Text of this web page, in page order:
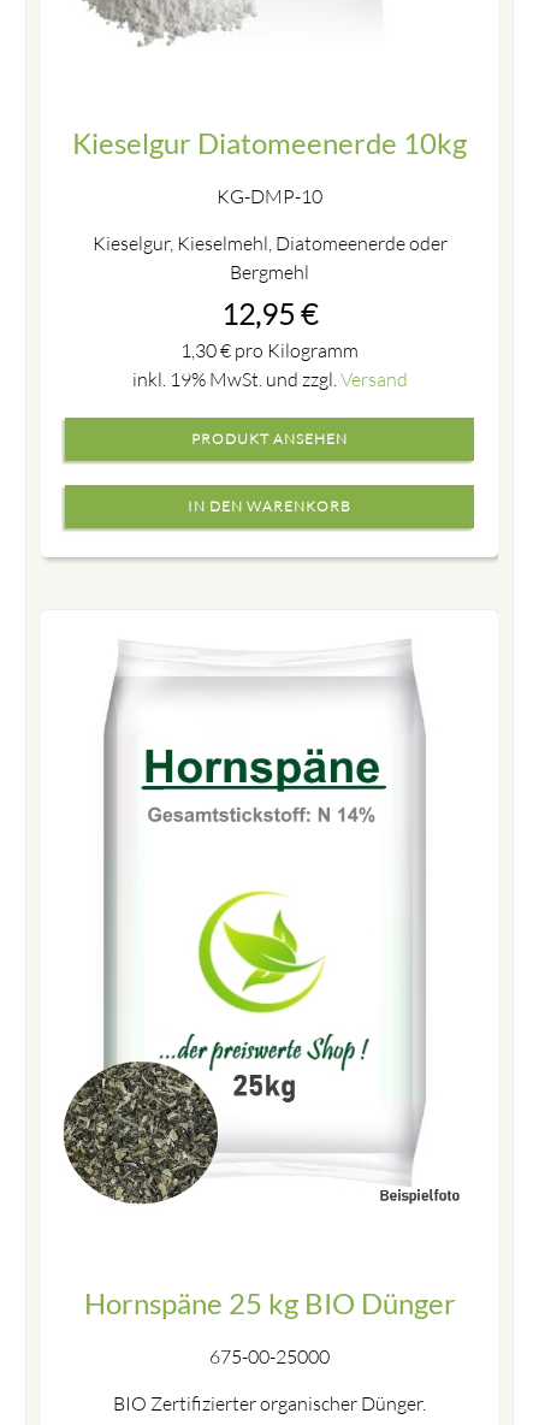
Kieselgur Diatomeenerde 10kg
KG-DMP-10
Kieselgur, Kieselmehl, Diatomeenerde oder
Bergmehl
12,95 €
1,30€ pro Kilogramm
inkl. 19% MwSt. und zzgl. Versand
PRODUKT ANSEHEN
Hornspäne 25 kg BIO Dünger
675-00-25000
BIO Zertifizierter organischer Dünger.